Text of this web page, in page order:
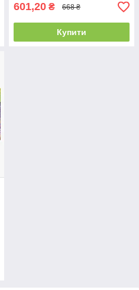
601,20 ₴ 668 ₴
Купити